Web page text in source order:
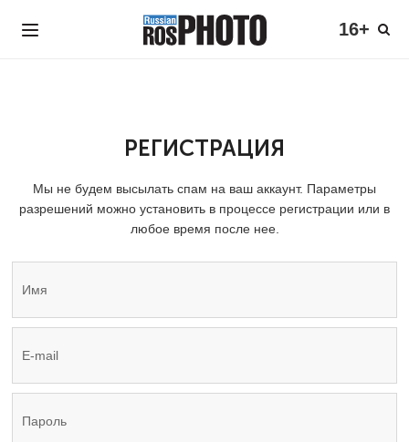
16+
РЕГИСТРАЦИЯ
Мы не будем высылать спам на ваш аккаунт. Параметры
разрешений можно установить в процессе регистрации или в
любое время после нее.